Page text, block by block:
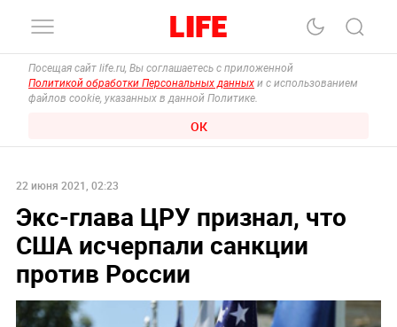
Посещая сайт life.ru, Вы соглашаетесь с приложенной
Политикой обработки Персональных данных и с использованием
файлов cookie, указанных в данной Политике.
ОК
22 июня 2021, 02:23
Экс-глава ЦРУ признал, что
США исчерпали санкции
против России